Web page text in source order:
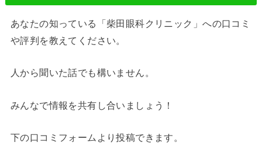
あなたの知っている「柴田眼科クリニック」への口コミ
や評判を教えてください。
人から聞いた話でも構いません。
みんなで情報を共有し合いましょう！
下の口コミフォームより投稿できます。